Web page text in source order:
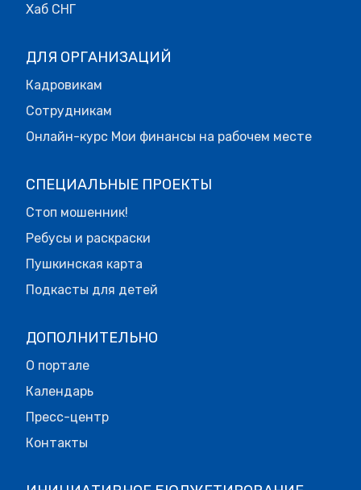
Хаб СНГ
ДЛЯ ОРГАНИЗАЦИЙ
Кадровикам
Сотрудникам
Онлайн-курс Мои финансы на рабочем месте
СПЕЦИАЛЬНЫЕ ПРОЕКТЫ
Стоп мошенник!
Ребусы и раскраски
Пушкинская карта
Подкасты для детей
ДОПОЛНИТЕЛЬНО
О портале
Календарь
Пресс-центр
Контакты